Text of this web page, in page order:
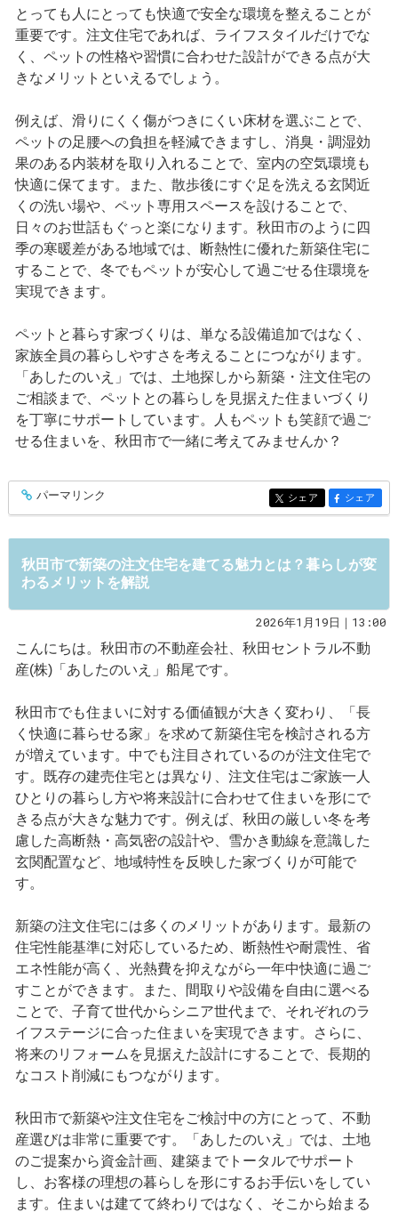
とっても人にとっても快適で安全な環境を整えることが
重要です。注文住宅であれば、ライフスタイルだけでな
く、ペットの性格や習慣に合わせた設計ができる点が大
きなメリットといえるでしょう。
例えば、滑りにくく傷がつきにくい床材を選ぶことで、
ペットの足腰への負担を軽減できますし、消臭・調湿効
果のある内装材を取り入れることで、室内の空気環境も
快適に保てます。また、散歩後にすぐ足を洗える玄関近
くの洗い場や、ペット専用スペースを設けることで、
日々のお世話もぐっと楽になります。秋田市のように四
季の寒暖差がある地域では、断熱性に優れた新築住宅に
することで、冬でもペットが安心して過ごせる住環境を
実現できます。
ペットと暮らす家づくりは、単なる設備追加ではなく、
家族全員の暮らしやすさを考えることにつながります。
「あしたのいえ」では、土地探しから新築・注文住宅の
ご相談まで、ペットとの暮らしを見据えた住まいづくり
を丁寧にサポートしています。人もペットも笑顔で過ご
せる住まいを、秋田市で一緒に考えてみませんか？
entry562
パーマリンク entry562
シェア entry562
シェア
秋田市で新築の注文住宅を建てる魅力とは？暮らしが変
わるメリットを解説
2026年1月19日｜13:00
こんにちは。秋田市の不動産会社、秋田セントラル不動
産(株)「あしたのいえ」船尾です。
秋田市でも住まいに対する価値観が大きく変わり、「長
く快適に暮らせる家」を求めて新築住宅を検討される方
が増えています。中でも注目されているのが注文住宅で
す。既存の建売住宅とは異なり、注文住宅はご家族一人
ひとりの暮らし方や将来設計に合わせて住まいを形にで
きる点が大きな魅力です。例えば、秋田の厳しい冬を考
慮した高断熱・高気密の設計や、雪かき動線を意識した
玄関配置など、地域特性を反映した家づくりが可能で
す。
新築の注文住宅には多くのメリットがあります。最新の
住宅性能基準に対応しているため、断熱性や耐震性、省
エネ性能が高く、光熱費を抑えながら一年中快適に過ご
すことができます。また、間取りや設備を自由に選べる
ことで、子育て世代からシニア世代まで、それぞれのラ
イフステージに合った住まいを実現できます。さらに、
将来のリフォームを見据えた設計にすることで、長期的
なコスト削減にもつながります。
秋田市で新築や注文住宅をご検討中の方にとって、不動
産選びは非常に重要です。「あしたのいえ」では、土地
のご提案から資金計画、建築までトータルでサポート
し、お客様の理想の暮らしを形にするお手伝いをしてい
ます。住まいは建てて終わりではなく、そこから始まる